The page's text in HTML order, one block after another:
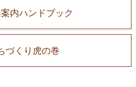
内ハンドブック
づくり虎の巻